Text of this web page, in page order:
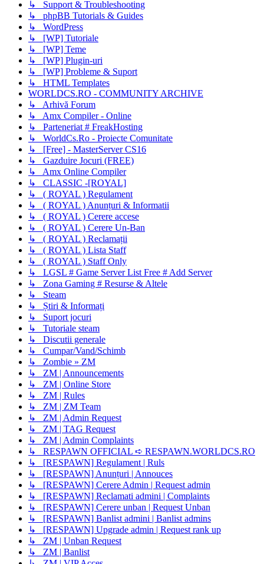
↳ Support & Troubleshooting
↳ phpBB Tutorials & Guides
↳ WordPress
↳ [WP] Tutoriale
↳ [WP] Teme
↳ [WP] Plugin-uri
↳ [WP] Probleme & Suport
↳ HTML Templates
WORLDCS.RO - COMMUNITY ARCHIVE
↳ Arhivă Forum
↳ Amx Compiler - Online
↳ Parteneriat # FreakHosting
↳ WorldCs.Ro - Proiecte Comunitate
↳ [Free] - MasterServer CS16
↳ Gazduire Jocuri (FREE)
↳ Amx Online Compiler
↳ CLASSIC -[ROYAL]
↳ ( ROYAL ) Regulament
↳ ( ROYAL ) Anunțuri & Informatii
↳ ( ROYAL ) Cerere accese
↳ ( ROYAL ) Cerere Un-Ban
↳ ( ROYAL ) Reclamații
↳ ( ROYAL ) Lista Staff
↳ ( ROYAL ) Staff Only
↳ LGSL # Game Server List Free # Add Server
↳ Zona Gaming # Resurse & Altele
↳ Steam
↳ Știri & Informați
↳ Suport jocuri
↳ Tutoriale steam
↳ Discutii generale
↳ Cumpar/Vand/Schimb
↳ Zombie » ZM
↳ ZM | Announcements
↳ ZM | Online Store
↳ ZM | Rules
↳ ZM | ZM Team
↳ ZM | Admin Request
↳ ZM | TAG Request
↳ ZM | Admin Complaints
↳ RESPAWN OFFICIAL ➪ RESPAWN.WORLDCS.RO
↳ [RESPAWN] Regulament | Ruls
↳ [RESPAWN] Anunțuri | Annouces
↳ [RESPAWN] Cerere Admin | Request admin
↳ [RESPAWN] Reclamati admini | Complaints
↳ [RESPAWN] Cerere unban | Request Unban
↳ [RESPAWN] Banlist admini | Banlist admins
↳ [RESPAWN] Upgrade admin | Request rank up
↳ ZM | Unban Request
↳ ZM | Banlist